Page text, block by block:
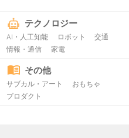
テクノロジー
AI・人工知能 ロボット
交通
情報・通信
家電
その他
サブカル・アート
おもちゃ
プロダクト